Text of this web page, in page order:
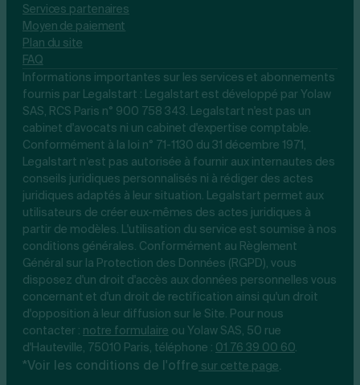
Services partenaires
Moyen de paiement
Plan du site
FAQ
Informations importantes sur les services et abonnements
fournis par Legalstart : Legalstart est développé par Yolaw
SAS, RCS Paris n° 900 758 343. Legalstart n'est pas un
cabinet d'avocats ni un cabinet d'expertise comptable.
Conformément à la loi n° 71-1130 du 31 décembre 1971,
Legalstart n’est pas autorisée à fournir aux internautes des
conseils juridiques personnalisés ni à rédiger des actes
juridiques adaptés à leur situation. Legalstart permet aux
utilisateurs de créer eux-mêmes des actes juridiques à
partir de modèles. L'utilisation du service est soumise à nos
conditions générales. Conformément au Règlement
Général sur la Protection des Données (RGPD), vous
disposez d'un droit d'accès aux données personnelles vous
concernant et d'un droit de rectification ainsi qu'un droit
d'opposition à leur diffusion sur le Site. Pour nous
contacter : notre formulaire ou Yolaw SAS, 50 rue
d'Hauteville, 75010 Paris, téléphone : 01 76 39 00 60.
*Voir les conditions de l'offre sur cette page.